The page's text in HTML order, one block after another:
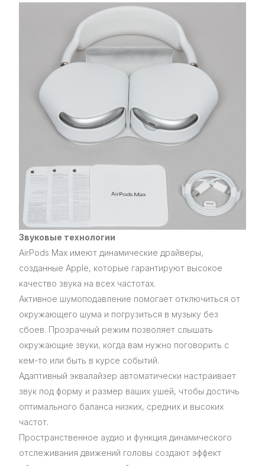
Звуковые технологии
AirPods Max имеют динамические драйверы,
созданные Apple, которые гарантируют высокое
качество звука на всех частотах.
Активное шумоподавление помогает отключиться от
окружающего шума и погрузиться в музыку без
сбоев. Прозрачный режим позволяет слышать
окружающие звуки, когда вам нужно поговорить с
кем-то или быть в курсе событий.
Адаптивный эквалайзер автоматически настраивает
звук под форму и размер ваших ушей, чтобы достичь
оптимального баланса низких, средних и высоких
частот.
Пространственное аудио и функция динамического
отслеживания движений головы создают эффект